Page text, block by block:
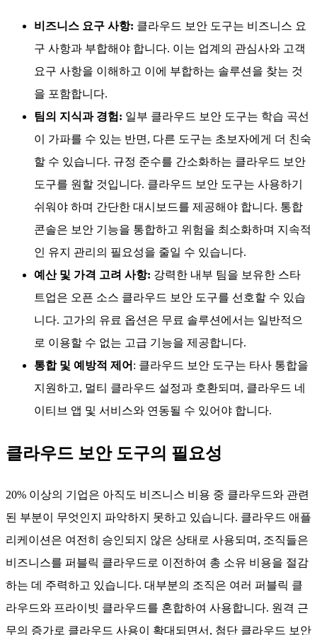
비즈니스 요구 사항: 클라우드 보안 도구는 비즈니스 요
구 사항과 부합해야 합니다. 이는 업계의 관심사와 고객
요구 사항을 이해하고 이에 부합하는 솔루션을 찾는 것
을 포함합니다.
팀의 지식과 경험: 일부 클라우드 보안 도구는 학습 곡선
이 가파를 수 있는 반면, 다른 도구는 초보자에게 더 친숙
할 수 있습니다. 규정 준수를 간소화하는 클라우드 보안
도구를 원할 것입니다. 클라우드 보안 도구는 사용하기
쉬워야 하며 간단한 대시보드를 제공해야 합니다. 통합
콘솔은 보안 기능을 통합하고 위험을 최소화하며 지속적
인 유지 관리의 필요성을 줄일 수 있습니다.
예산 및 가격 고려 사항: 강력한 내부 팀을 보유한 스타
트업은 오픈 소스 클라우드 보안 도구를 선호할 수 있습
니다. 고가의 유료 옵션은 무료 솔루션에서는 일반적으
로 이용할 수 없는 고급 기능을 제공합니다.
통합 및 예방적 제어 : 클라우드 보안 도구는 타사 통합을
지원하고, 멀티 클라우드 설정과 호환되며, 클라우드 네
이티브 앱 및 서비스와 연동될 수 있어야 합니다.
클라우드 보안 도구의 필요성
20% 이상의 기업은 아직도 비즈니스 비용 중 클라우드와 관련
된 부분이 무엇인지 파악하지 못하고 있습니다. 클라우드 애플
리케이션은 여전히 승인되지 않은 상태로 사용되며, 조직들은
비즈니스를 퍼블릭 클라우드로 이전하여 총 소유 비용을 절감
하는 데 주력하고 있습니다. 대부분의 조직은 여러 퍼블릭 클
라우드와 프라이빗 클라우드를 혼합하여 사용합니다. 원격 근
무의 증가로 클라우드 사용이 확대되면서, 첨단 클라우드 보안